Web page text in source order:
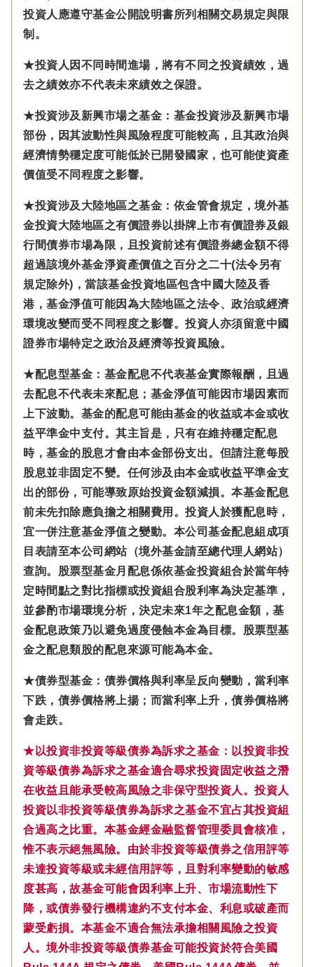
投資人應遵守基金公開說明書所列相關交易規定與限
制。
★投資人因不同時間進場，將有不同之投資績效，過
去之績效亦不代表未來績效之保證。
★投資涉及新興市場之基金：基金投資涉及新興市場
部份，因其波動性與風險程度可能較高，且其政治與
經濟情勢穩定度可能低於已開發國家，也可能使資產
價值受不同程度之影響。
★投資涉及大陸地區之基金： 依金管會規定， 境外基
金投資大陸地區之有價證券以掛牌上市有價證券及銀
行間債券市場為限，且投資前述有價證券總金額不得
超過該境外基金淨資產價值之百分之二十(法令另有
規定除外)， 當該基金投資地區包含中國大陸及香
港，基金淨值可能因為大陸地區之法令、政治或經濟
環境改變而受不同程度之影響。 投資人亦須留意中國
證券市場特定之政治及經濟等投資風險。
★配息型基金：基金配息不代表基金實際報酬，且過
去配息不代表未來配息；基金淨值可能因市場因素而
上下波動。基金的配息可能由基金的收益或本金或收
益平準金中支付。 其主旨是，只有在維持穩定配息
時，基金的股息才會由本金部份支出。但請注意每股
股息並非固定不變。 任何涉及由本金或收益平準金支
出的部份，可能導致原始投資金額減損。本基金配息
前未先扣除應負擔之相關費用。投資人於獲配息時，
宜一併注意基金淨值之變動。本公司基金配息組成項
目表請至本公司網站（境外基金請至總代理人網站）
查詢。股票型基金月配息係依基金投資組合於當年特
定時間點之對比指標或投資組合股利率為決定基準，
並參酌市場環境分析，決定未來1年之配息金額，基
金配息政策乃以避免過度侵蝕本金為目標。股票型基
金之配息類股的配息來源可能為本金。
★債券型基金：債券價格與利率呈反向變動，當利率
下跌，債券價格將上揚；而當利率上升，債券價格將
會走跌。
★以投資非投資等級債券為訴求之基金：以投資非投
資等級債券為訴求之基金適合尋求投資固定收益之潛
在收益且能承受較高風險之非保守型投資人。投資人
投資以非投資等級債券為訴求之基金不宜占其投資組
合過高之比重。本基金經金融監督管理委員會核准，
惟不表示絕無風險。由於非投資等級債券之信用評等
未達投資等級或未經信用評等，且對利率變動的敏感
度甚高，故基金可能會因利率上升、市場流動性下
降，或債券發行機構違約不支付本金、利息或破產而
蒙受虧損。本基金不適合無法承擔相關風險之投資
人。境外非投資等級債券基金可能投資於符合美國